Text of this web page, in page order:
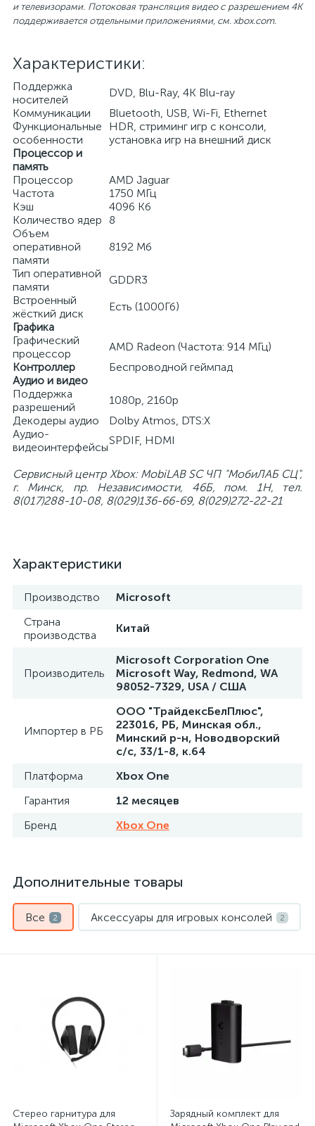
и телевизорами. Потоковая трансляция видео с разрешением 4K
поддерживается отдельными приложениями, см. xbox.com.
Характеристики:
Поддержка
носителей
DVD, Blu-Ray, 4K Blu-ray
Коммуникации
Bluetooth, USB, Wi-Fi, Ethernet
Функциональные
особенности
HDR, cтриминг игр с консоли,
установка игр на внешний диск
Процессор и
память
Процессор
AMD Jaguar
Частота
1750 МГц
Кэш
4096 Кб
Количество ядер
8
Объем
оперативной
памяти
8192 Мб
Тип оперативной
памяти
GDDR3
Встроенный
жёсткий диск
Есть (1000Гб)
Графика
Графический
процессор
AMD Radeon (Частота: 914 МГц)
Контроллер
Беспроводной геймпад
Аудио и видео
Поддержка
разрешений
1080p, 2160p
Декодеры аудио
Dolby Atmos, DTS:X
Аудио-
видеоинтерфейсы
SPDIF, HDMI
Сервисный центр Xbox: MobiLAB SC ЧП "МобиЛАБ СЦ",
г. Минск, пр. Независимости, 46Б, пом. 1Н, тел.
8(017)288-10-08, 8(029)136-66-69, 8(029)272-22-21
Характеристики
Производство
Microsoft
Страна
производства
Китай
Производитель
Microsoft Corporation One
Microsoft Way, Redmond, WA
98052-7329, USA / США
Импортер в РБ
ООО "ТрайдексБелПлюс",
223016, РБ, Минская обл.,
Минский р-н, Новодворский
с/с, 33/1-8, к.64
Платформа
Xbox One
Гарантия
12 месяцев
Бренд
Xbox One
Дополнительные товары
Все 2 Аксессуары для игровых консолей 2
Стерео гарнитура для
Зарядный комплект для